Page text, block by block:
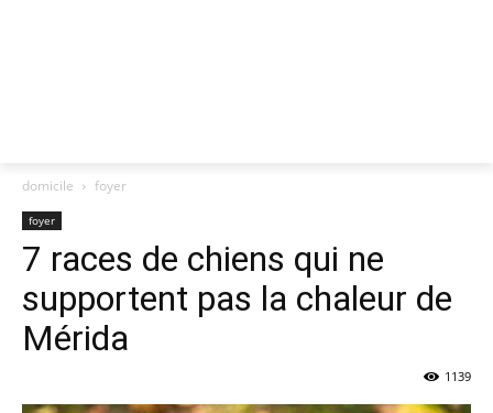
domicile foyer
foyer
7 races de chiens qui ne
supportent pas la chaleur de
Mérida
1139